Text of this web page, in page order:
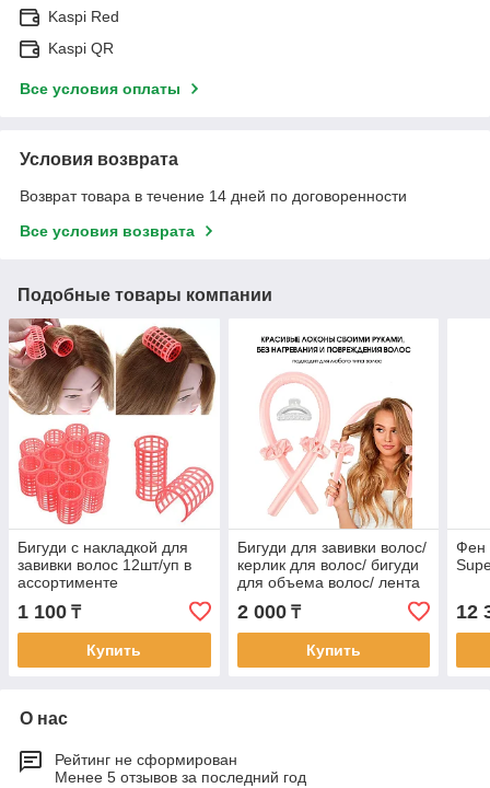
Kaspi Red
Kaspi QR
Все условия оплаты
Условия возврата
Возврат товара в течение 14 дней по договоренности
Все условия возврата
Подобные товары компании
Бигуди с накладкой для
завивки волос 12шт/уп в
ассортименте
1 100 ₸
Купить
Бигуди для завивки волос/
керлик для волос/ бигуди
для объема волос/ лента
для завивки волос
2 000₸
Купить
Фен
12
О нас
Рейтинг не сформирован
Менее 5 отзывов за последний год